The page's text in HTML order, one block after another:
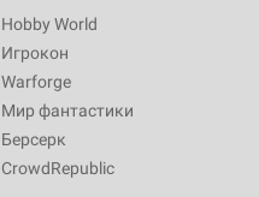
Hobby World
Игрокон
Warforge
Мир фантастики
Берсерк
CrowdRepublic